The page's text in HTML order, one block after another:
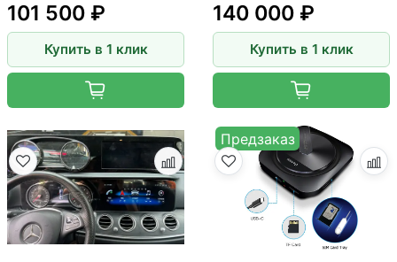
101 500 ₽
Купить в 1 клик
140 000 ₽
Купить в 1 клик
Предзаказ